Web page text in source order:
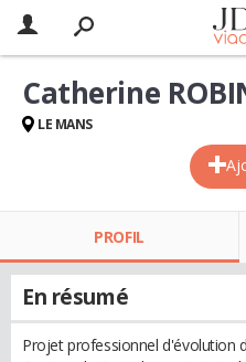
Catherine
LE MANS
PROFIL
En résumé
Projet professionnel d'évolution